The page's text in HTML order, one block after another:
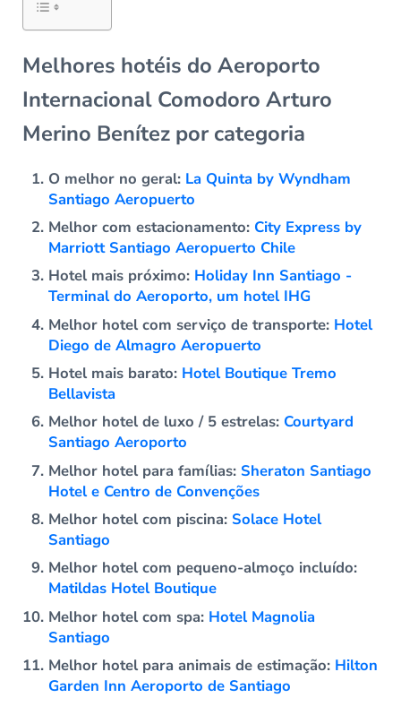
Melhores hotéis do Aeroporto
Internacional Comodoro Arturo
Merino Benítez por categoria
O melhor no geral: La Quinta by Wyndham
Santiago Aeropuerto
Melhor com estacionamento: City Express by
Marriott Santiago Aeropuerto Chile
Hotel mais próximo: Holiday Inn Santiago -
Terminal do Aeroporto, um hotel IHG
Melhor hotel com serviço de transporte: Hotel
Diego de Almagro Aeropuerto
Hotel mais barato: Hotel Boutique Tremo
Bellavista
Melhor hotel de luxo / 5 estrelas: Courtyard
Santiago Aeroporto
Melhor hotel para famílias: Sheraton Santiago
Hotel e Centro de Convenções
Melhor hotel com piscina: Solace Hotel
Santiago
Melhor hotel com pequeno-almoço incluído:
Matildas Hotel Boutique
Melhor hotel com spa: Hotel Magnolia
Santiago
Melhor hotel para animais de estimação: Hilton
Garden Inn Aeroporto de Santiago